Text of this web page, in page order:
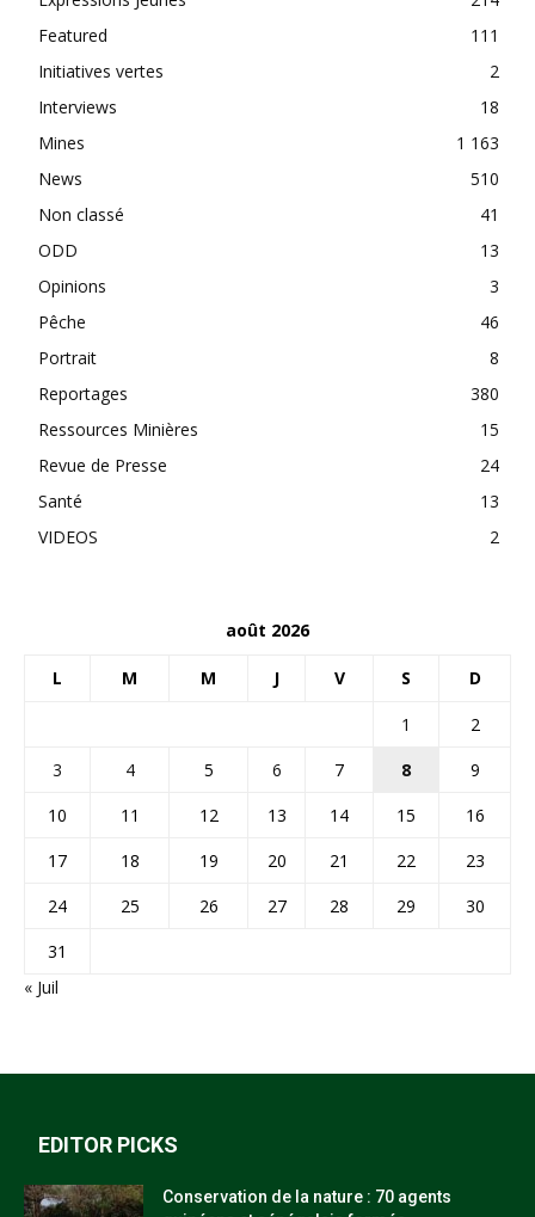
Featured
111
Initiatives vertes
2
Interviews
18
Mines
1 163
News
510
Non classé
41
ODD
13
Opinions
3
Pêche
46
Portrait
8
Reportages
380
Ressources Minières
15
Revue de Presse
24
Santé
13
VIDEOS
2
août 2026
L M M J V S D
1
2
3
4 5 6 7 8
9
10
11 12 13 14 15
16
17
18 19 20 21 22
23
24
25 26 27 28 29
30
31
« Juil
EDITOR PICKS
Conservation de la nature : 70 agents